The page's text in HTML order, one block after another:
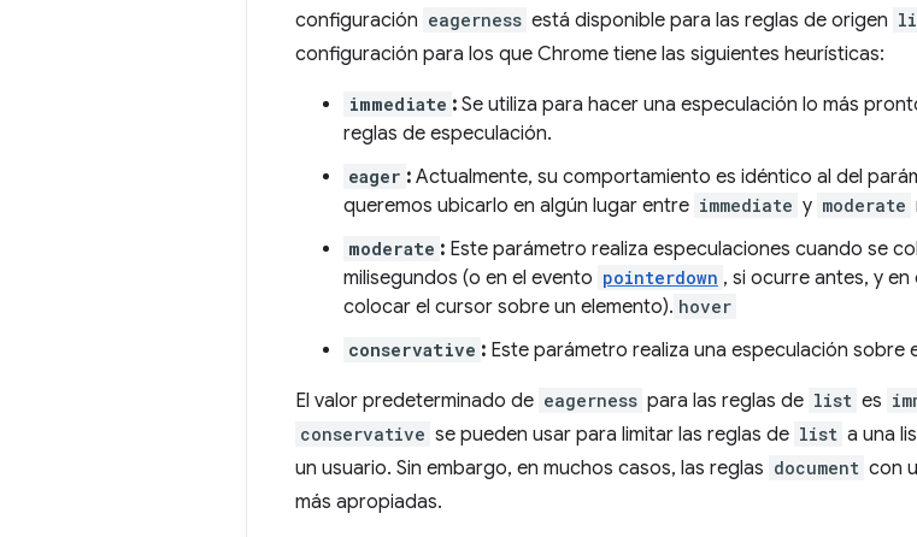
configuración eagerness está disponible para las reglas de origen
configuración para los que Chrome tiene las siguientes heurísticas:
immediate : Se utiliza para hacer una especulación lo más
reglas de especulación.
eager : Actualmente, su comportamiento es idéntico al del
queremos ubicarlo en algún lugar entre immediate y moderate
moderate : Este parámetro realiza especulaciones cuando se
milisegundos (o en el evento pointerdown , si ocurre antes, y
colocar el cursor sobre un elemento). hover
conservative : Este parámetro realiza una especulación
El valor predeterminado de eagerness para las reglas de list es
conservative se pueden usar para limitar las reglas de list a una
un usuario. Sin embargo, en muchos casos, las reglas document con
más apropiadas.